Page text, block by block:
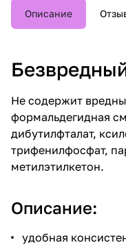
Описание
Не содержит
формальдегидная
дибутилфталат,
трифенилфосфат,
метилэтилкетон.
Описание:
удобная